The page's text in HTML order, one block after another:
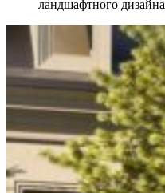
ландшафтного дизайна